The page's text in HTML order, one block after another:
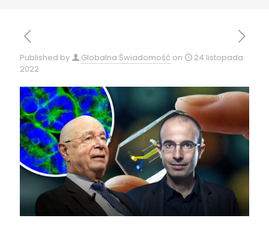
Published by Globalna Świadomość on
24 listopada
2022